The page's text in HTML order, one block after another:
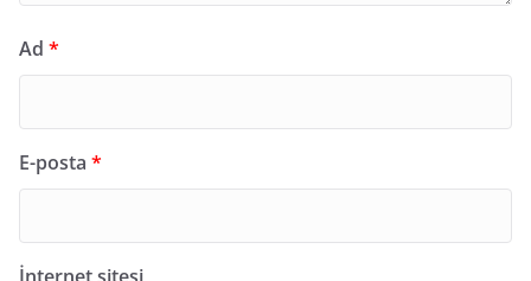
Ad *
E-posta *